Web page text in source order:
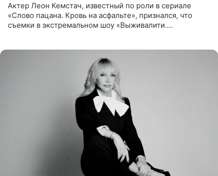
Актер Леон Кемстач, известный по роли в сериале
«Слово пацана. Кровь на асфальте», признался, что
съемки в экстремальном шоу «Выживалити.